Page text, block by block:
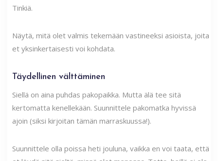
Tinkiä.
Näytä, mitä olet valmis tekemään vastineeksi asioista, joita
et yksinkertaisesti voi kohdata.
Täydellinen välttäminen
Siellä on aina puhdas pakopaikka. Mutta älä tee sitä
kertomatta kenellekään. Suunnittele pakomatka hyvissä
ajoin (siksi kirjoitan tämän marraskuussa!).
Suunnittele olla poissa heti jouluna, vaikka en voi taata, että